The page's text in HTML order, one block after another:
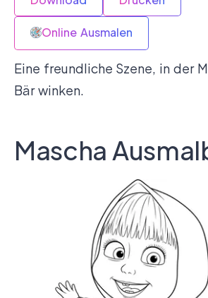
Online Ausmalen
Eine freundliche Szene, in der
Bär winken.
Mascha